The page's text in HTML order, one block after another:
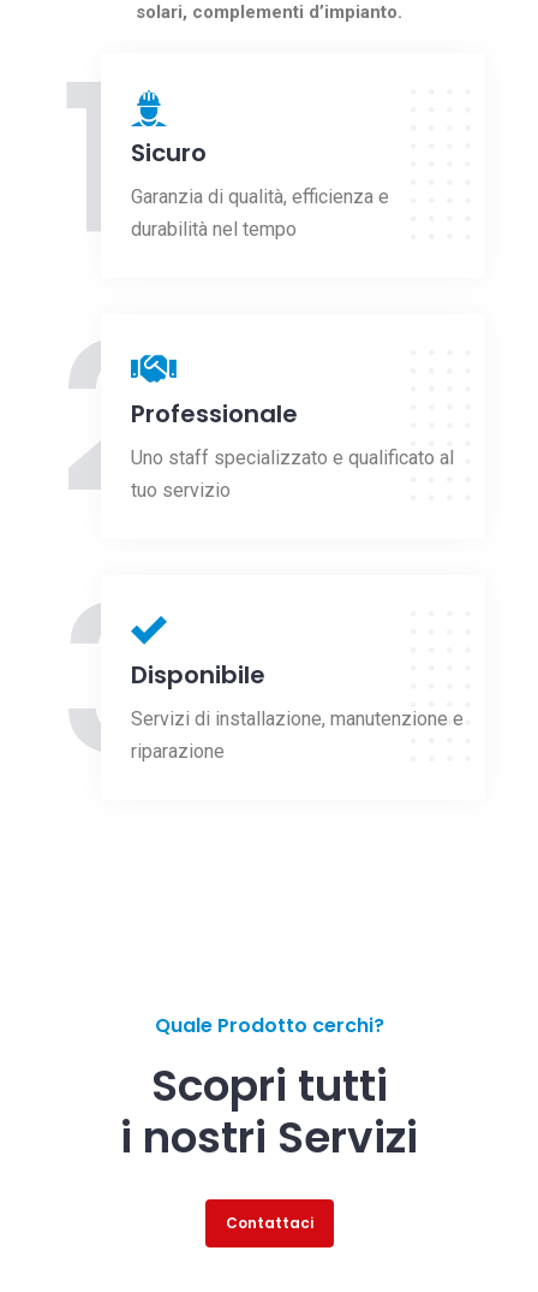
solari, complementi d’impianto.
1Sicuro
Garanzia di qualità, efficienza e
durabilità nel tempo
2Professionale
Uno staff specializzato e qualificato al
tuo servizio
3Disponibile
Servizi di installazione, manutenzione e
riparazione
Quale Prodotto cerchi?
Scopri tutti
i nostri Servizi
Contattaci